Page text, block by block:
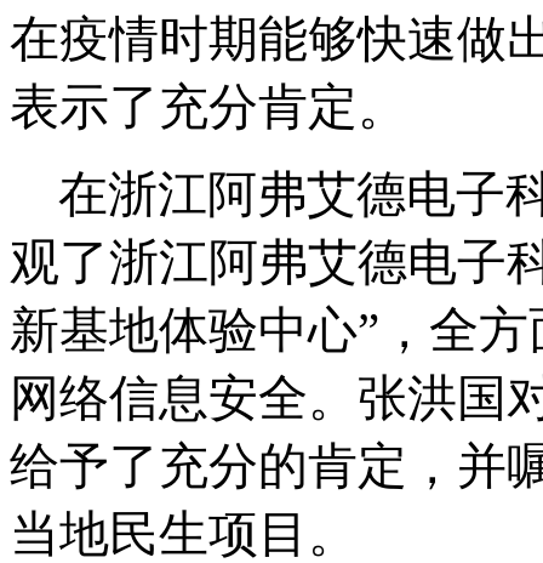
在疫情时期能够快速做
表示了充分肯定。
在浙江阿弗艾德电子
观了浙江阿弗艾德电子
新基地体验中心”，全
网络信息安全。张洪国
给予了充分的肯定，并
当地民生项目。